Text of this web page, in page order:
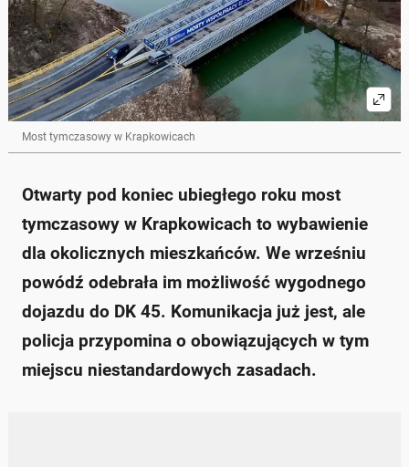
Most tymczasowy w Krapkowicach
Otwarty pod koniec ubiegłego roku most
tymczasowy w Krapkowicach to wybawienie
dla okolicznych mieszkańców. We wrześniu
powódź odebrała im możliwość wygodnego
dojazdu do DK 45. Komunikacja już jest, ale
policja przypomina o obowiązujących w tym
miejscu niestandardowych zasadach.